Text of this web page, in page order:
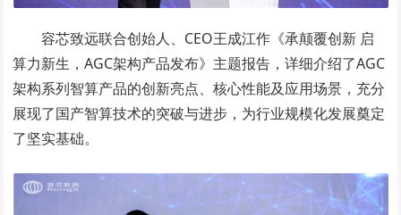
容芯致远联合创始人、CEO王成江作《承颠覆创新 启
算力新生，AGC架构产品发布》主题报告，详细介绍了AGC
架构系列智算产品的创新亮点、核心性能及应用场景，充分
展现了国产智算技术的突破与进步，为行业规模化发展奠定
了坚实基础。